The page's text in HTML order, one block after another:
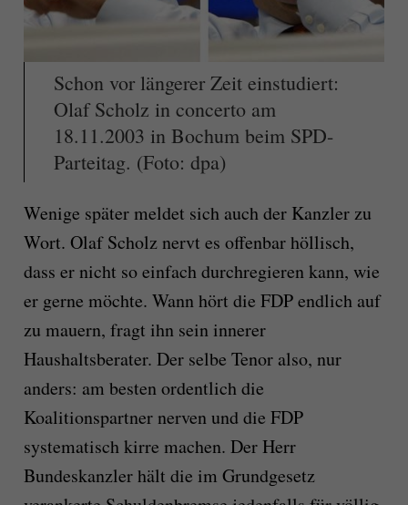
Schon vor längerer Zeit einstudiert:
Olaf Scholz in concerto am
18.11.2003 in Bochum beim SPD-
Parteitag. (Foto: dpa)
Wenige später meldet sich auch der Kanzler zu
Wort. Olaf Scholz nervt es offenbar höllisch,
dass er nicht so einfach durchregieren kann, wie
er gerne möchte. Wann hört die FDP endlich auf
zu mauern, fragt ihn sein innerer
Haushaltsberater. Der selbe Tenor also, nur
anders: am besten ordentlich die
Koalitionspartner nerven und die FDP
systematisch kirre machen. Der Herr
Bundeskanzler hält die im Grundgesetz